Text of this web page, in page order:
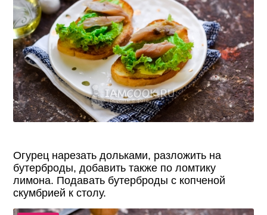
Огурец нарезать дольками, разложить на
бутерброды, добавить также по ломтику
лимона. Подавать бутерброды с копченой
скумбрией к столу.